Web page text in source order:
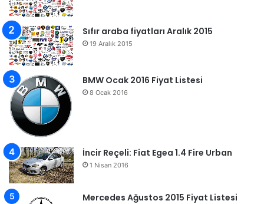
Sıfır araba fiyatları Aralık 2015
19 Aralık 2015
BMW Ocak 2016 Fiyat Listesi
8 Ocak 2016
İncir Reçeli: Fiat Egea 1.4 Fire Urban
1 Nisan 2016
Mercedes Ağustos 2015 Fiyat Listesi